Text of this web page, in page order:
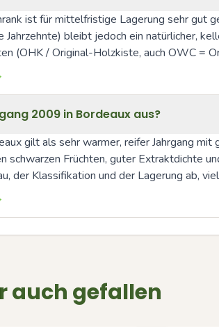
ist für mittelfristige Lagerung sehr gut
bleibt jedoch ein natürlicher,
(OHK / Original-Holzkiste, auch OWC =
2009 in Bordeaux aus?
gilt als sehr warmer, reifer Jahrgang
schwarzen Früchten, guter Extraktdichte
der Klassifikation und der Lagerung ab,
auch gefallen